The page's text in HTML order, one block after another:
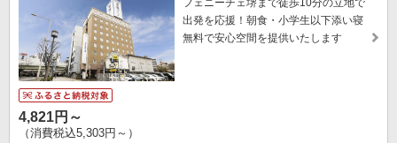
フェニーチェ堺まで徒歩10分の立地で
出発を応援！朝食・小学生以下添い寝
無料で安心空間を提供いたします
4,821円～
（消費税込5,303円～）